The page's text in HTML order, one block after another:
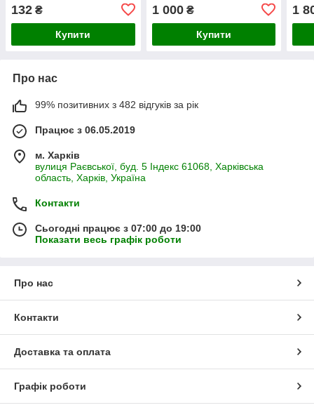
132 ₴
Купити
1 000₴
Купити
1
Про нас
99% позитивних з 482 відгуків за рік
Працює з 06.05.2019
м. Харків
вулиця Раєвської, буд. 5 Індекс 61068, Харківська
область, Харків, Україна
Контакти
Сьогодні працює з 07:00 до 19:00
Показати весь графік роботи
Про нас
Контакти
Доставка та оплата
Графік роботи